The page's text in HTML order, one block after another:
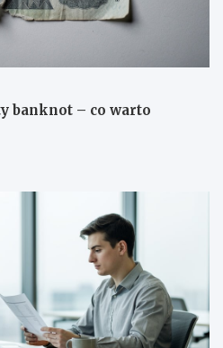
banknot – co warto